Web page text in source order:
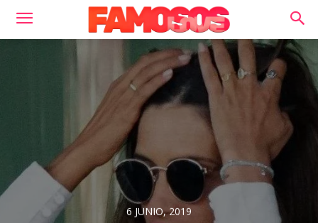
6 JUNIO, 2019